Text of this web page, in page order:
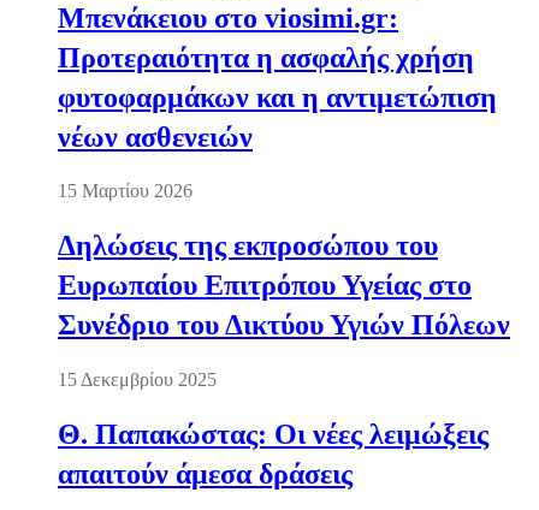
Μπενάκειου στο viosimi.gr:
Προτεραιότητα η ασφαλής χρήση
φυτοφαρμάκων και η αντιμετώπιση
νέων ασθενειών
15 Μαρτίου 2026
Δηλώσεις της εκπροσώπου του
Ευρωπαίου Επιτρόπου Υγείας στο
Συνέδριο του Δικτύου Υγιών Πόλεων
15 Δεκεμβρίου 2025
Θ. Παπακώστας: Οι νέες λειμώξεις
απαιτούν άμεσα δράσεις